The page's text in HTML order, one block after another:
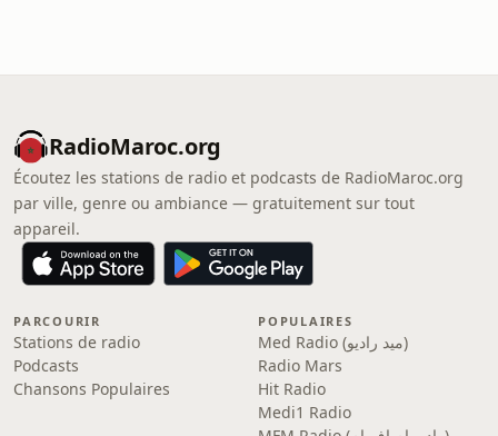
RadioMaroc.org
Écoutez les stations de radio et podcasts de RadioMaroc.org
par ville, genre ou ambiance — gratuitement sur tout
appareil.
PARCOURIR
Stations de radio
Podcasts
Chansons Populaires
POPULAIRES
Med Radio (ميد راديو)
Radio Mars
Hit Radio
Medi1 Radio